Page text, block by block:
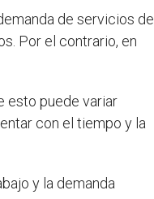
de servicios de
Por el contrario, en
esto puede variar
con el tiempo y la
y la demanda